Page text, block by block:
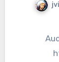
Audio in Spanish, Slides in English